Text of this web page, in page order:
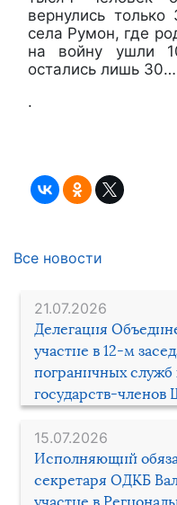
21.07.2026
Делегация
участие в 12-м
пограничных служб
государств-
15.07.2026
Исполняющий
секретаря ОДКБ
вернулись
села Румон, где
на войну ушли
остались лишь
.
Все новости